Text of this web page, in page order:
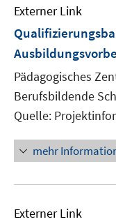
Externer Link
Pädagogisches
Berufsbildende
Quelle:
mehr
Externer Link